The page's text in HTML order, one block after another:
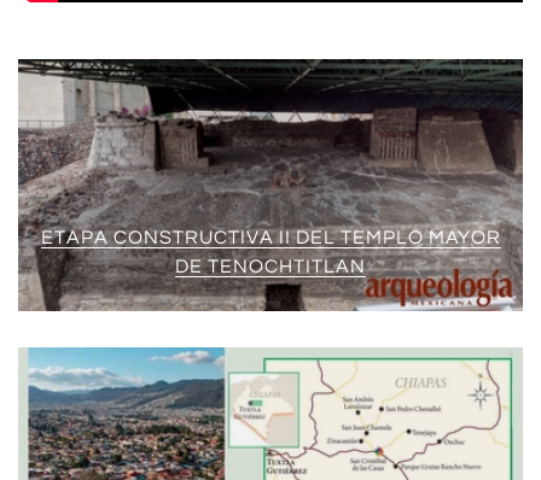
ETAPA CONSTRUCTIVA II DEL TEMPLO MAYOR
DE TENOCHTITLAN